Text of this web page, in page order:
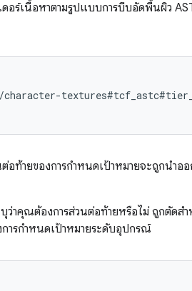
ดอร์เนื้อหาตามรูปแบบการบีบอัดพื้นผิว
ท้ายของการกำหนดเป้าหมายจะถูกนำอ
าคุณต้องการส่วนต่อท้ายหรือไม่ ถูกตัดส
การกำหนดเป้าหมายระดับอุปกรณ์